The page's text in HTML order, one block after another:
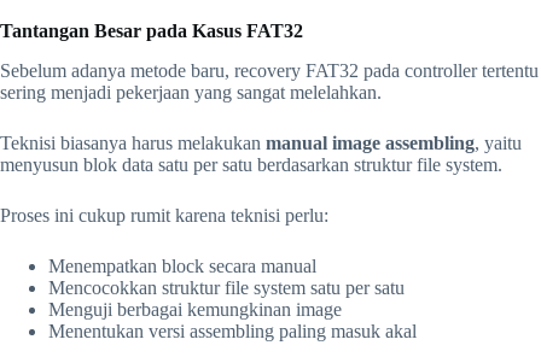
Tantangan Besar pada Kasus FAT32
Sebelum adanya metode baru, recovery FAT32 pada controller tertentu
sering menjadi pekerjaan yang sangat melelahkan.
Teknisi biasanya harus melakukan manual image assembling, yaitu
menyusun blok data satu per satu berdasarkan struktur file system.
Proses ini cukup rumit karena teknisi perlu:
Menempatkan block secara manual
Mencocokkan struktur file system satu per satu
Menguji berbagai kemungkinan image
Menentukan versi assembling paling masuk akal